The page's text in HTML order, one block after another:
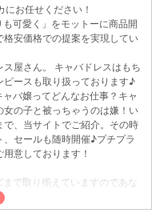
お任せください！
可愛く」をモットーに商品開
安価格での提案を実現してい
ス屋さん。 キャバドレスはもち
ースも取り扱っております♪
バ嬢ってどんなお仕事？キャ
の子と被っちゃうのは嫌！い
、当サイトでご紹介。その時
セールも随時開催♪プチプラ
意しております！
で取り揃えていますのであな